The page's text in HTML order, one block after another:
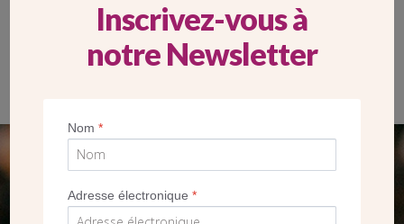
Dessin humoristique paru dans le journal La Plaine montrant
SEUL VOTRE DON
NOUS PERMET D’AGIR
Inscrivez-vous à
notre Newsletter
Nom*
Adresse électronique*